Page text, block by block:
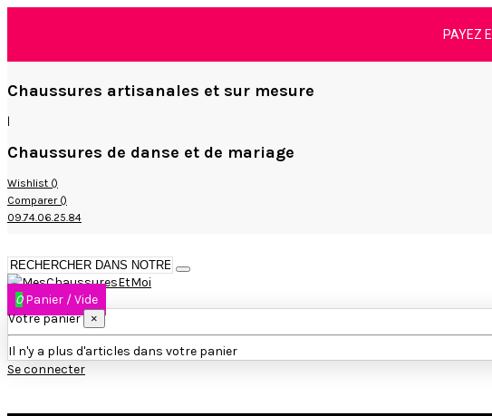
PAYEZ
Chaussures artisanales et sur mesure
|
Chaussures de danse et de mariage
Wishlist ()
Comparer ()
09.74.06.25.84
0 Panier /Vide
Votre panier
×
Il n'y a plus d'articles dans votre panier
Se connecter